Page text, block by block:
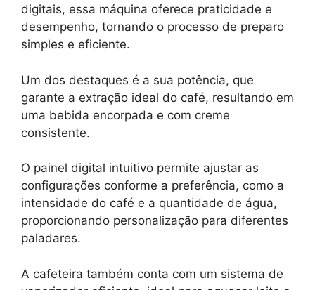
digitais, essa máquina oferece praticidade e
desempenho, tornando o processo de preparo
simples e eficiente.
Um dos destaques é a sua potência, que
garante a extração ideal do café, resultando em
uma bebida encorpada e com creme
consistente.
O painel digital intuitivo permite ajustar as
configurações conforme a preferência, como a
intensidade do café e a quantidade de água,
proporcionando personalização para diferentes
paladares.
A cafeteira também conta com um sistema de